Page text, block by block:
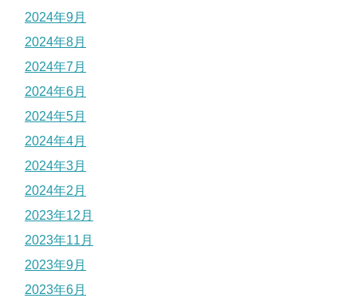
2024年9月
2024年8月
2024年7月
2024年6月
2024年5月
2024年4月
2024年3月
2024年2月
2023年12月
2023年11月
2023年9月
2023年6月